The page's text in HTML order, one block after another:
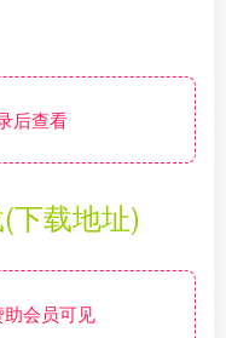
后查看
下载地址)
会员可见